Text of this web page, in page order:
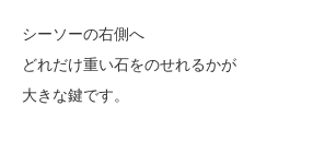
シーソーの右側へ
どれだけ重い石をのせれるかが
大きな鍵です。